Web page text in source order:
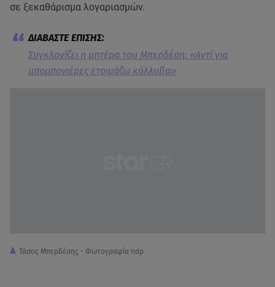
σε ξεκαθάρισμα λογαριασμών.
Συγκλονίζει η μητέρα του Μπερδέση: «Αντί για
μπομπονιέρες ετοιμάζω κόλλυβα»
Τάσος Μπερδέσης - Φωτογραφία ndp